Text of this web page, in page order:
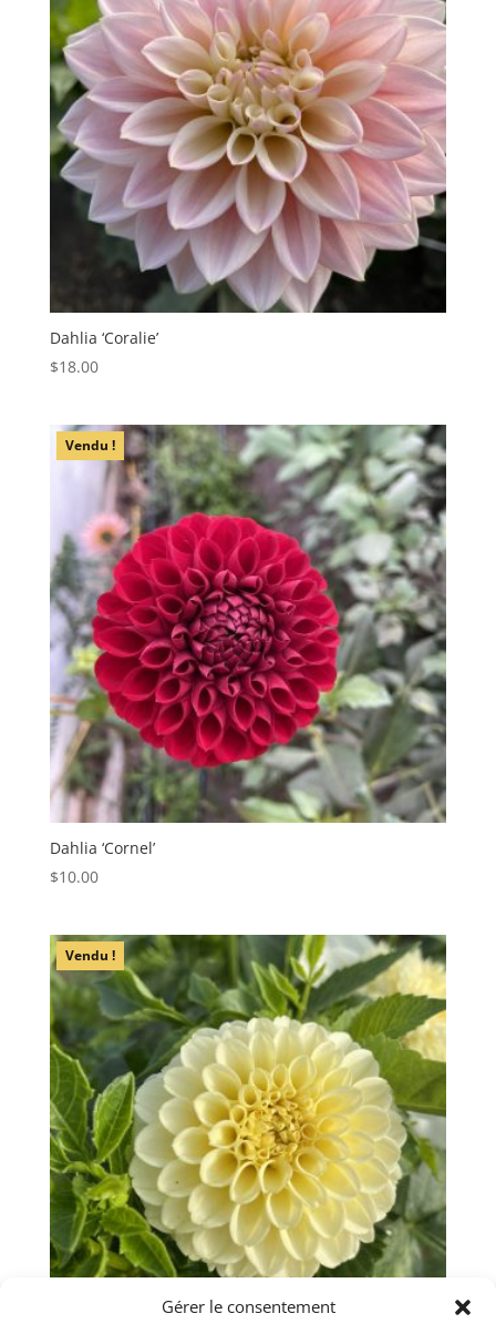
Gérer le consentement
Dahlia ‘Coralie’
$18.00
Vendu !
Dahlia ‘Cornel’
$10.00
Vendu !